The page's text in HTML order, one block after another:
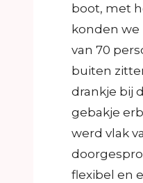
boot, met
konden
van 70
buiten
drankje bij
gebakje
werd vlak
flexibel en